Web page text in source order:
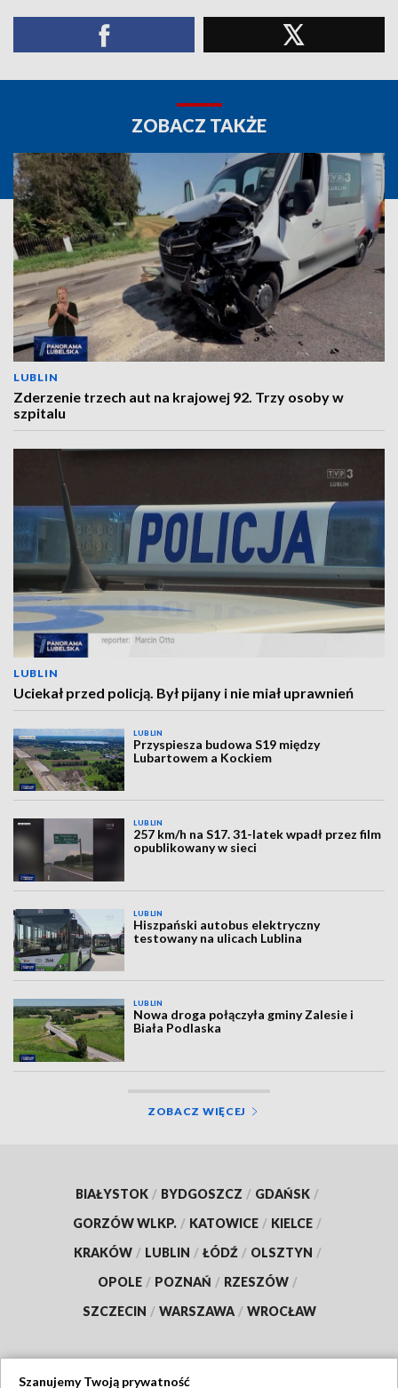
ZOBACZ TAKŻE
LUBLIN
Zderzenie trzech aut na krajowej 92. Trzy osoby w
szpitalu
LUBLIN
Uciekał przed policją. Był pijany i nie miał uprawnień
LUBLIN
Przyspiesza budowa S19 między
Lubartowem a Kockiem
LUBLIN
257 km/h na S17. 31-latek wpadł przez film
opublikowany w sieci
LUBLIN
Hiszpański autobus elektryczny
testowany na ulicach Lublina
LUBLIN
Nowa droga połączyła gminy Zalesie i
Biała Podlaska
ZOBACZ WIĘCEJ
BIAŁYSTOK / BYDGOSZCZ / GDAŃSK /
GORZÓW WLKP. / KATOWICE / KIELCE /
KRAKÓW / LUBLIN / ŁÓDŹ / OLSZTYN /
OPOLE / POZNAŃ / RZESZÓW /
SZCZECIN / WARSZAWA / WROCŁAW
Szanujemy Twoją prywatność